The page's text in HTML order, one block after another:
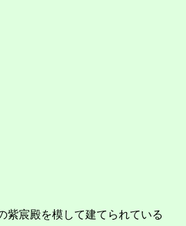
紫宸殿を模して建てられている